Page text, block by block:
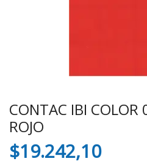
CONTAC IBI
ROJO
$19.242,10